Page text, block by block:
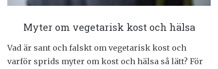
Myter om vegetarisk kost och hälsa
Vad är sant och falskt om vegetarisk kost och
varför sprids myter om kost och hälsa så lätt? För